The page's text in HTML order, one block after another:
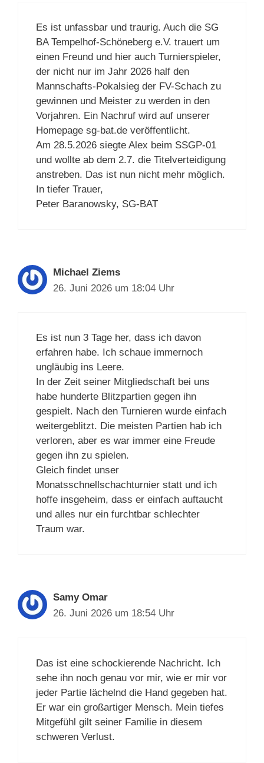
Es ist unfassbar und traurig. Auch die SG
BA Tempelhof-Schöneberg e.V. trauert um
einen Freund und hier auch Turnierspieler,
der nicht nur im Jahr 2026 half den
Mannschafts-Pokalsieg der FV-Schach zu
gewinnen und Meister zu werden in den
Vorjahren. Ein Nachruf wird auf unserer
Homepage sg-bat.de veröffentlicht.
Am 28.5.2026 siegte Alex beim SSGP-01
und wollte ab dem 2.7. die Titelverteidigung
anstreben. Das ist nun nicht mehr möglich.
In tiefer Trauer,
Peter Baranowsky, SG-BAT
Michael Ziems
26. Juni 2026 um 18:04 Uhr
Es ist nun 3 Tage her, dass ich davon
erfahren habe. Ich schaue immernoch
ungläubig ins Leere.
In der Zeit seiner Mitgliedschaft bei uns
habe hunderte Blitzpartien gegen ihn
gespielt. Nach den Turnieren wurde einfach
weitergeblitzt. Die meisten Partien hab ich
verloren, aber es war immer eine Freude
gegen ihn zu spielen.
Gleich findet unser
Monatsschnellschachturnier statt und ich
hoffe insgeheim, dass er einfach auftaucht
und alles nur ein furchtbar schlechter
Traum war.
Samy Omar
26. Juni 2026 um 18:54 Uhr
Das ist eine schockierende Nachricht. Ich
sehe ihn noch genau vor mir, wie er mir vor
jeder Partie lächelnd die Hand gegeben hat.
Er war ein großartiger Mensch. Mein tiefes
Mitgefühl gilt seiner Familie in diesem
schweren Verlust.